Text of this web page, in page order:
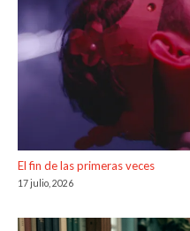
El fin de las primeras veces
17 julio, 2026